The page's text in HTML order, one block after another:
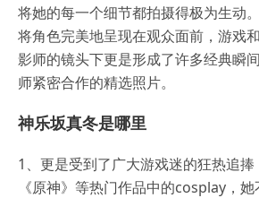
将她的每一个细节都拍摄得极为生动
将角色完美地呈现在观众面前，游戏
影师的镜头下更是形成了许多经典瞬
师紧密合作的精选照片。
神乐坂真冬是哪里
1、更是受到了广大游戏迷的狂热追
《原神》等热门作品中的cosplay，